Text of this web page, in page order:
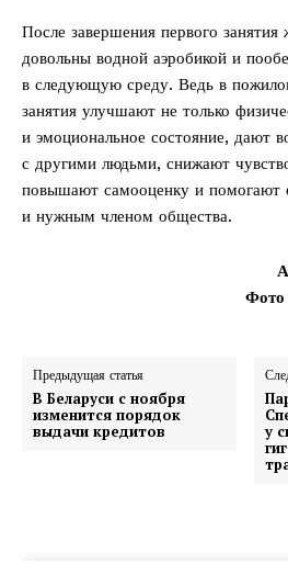
После завершения первого
довольны водной аэробикой и
в следующую среду. Ведь в
занятия улучшают не только
и эмоциональное состояние, дают
с другими людьми, снижают
повышают самооценку и помогают
и нужным членом общества.
Предыдущая статья
В Беларуси с ноября
изменится порядок
выдачи кредитов
у